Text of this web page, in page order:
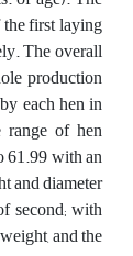
first laying
The overall
production
each hen in
of hen
61.99 with an
and diameter
second; with
and the